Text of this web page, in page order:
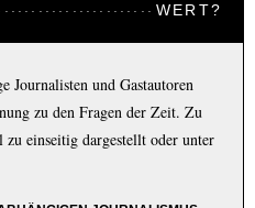
WERT?
Journalisten und Gastautoren
zu den Fragen der Zeit. Zu
einseitig dargestellt oder unter